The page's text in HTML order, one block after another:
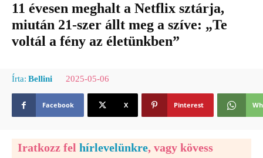
11 évesen meghalt a Netflix sztárja,
miután 21-szer állt meg a szíve: „Te
voltál a fény az életünkben”
Írta: Bellini 2025-05-06
Facebook X Pinterest
Iratkozz fel hírlevelünkre, vagy kövess